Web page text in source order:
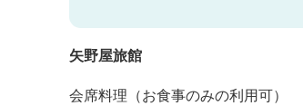
矢野屋旅館
会席料理（お食事のみの利用可）